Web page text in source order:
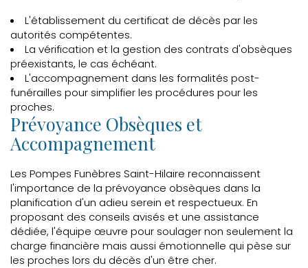
L'établissement du certificat de décès par les
autorités compétentes.
La vérification et la gestion des contrats d'obsèques
préexistants, le cas échéant.
L'accompagnement dans les formalités post-
funérailles pour simplifier les procédures pour les
proches.
Prévoyance Obsèques et
Accompagnement
Les Pompes Funèbres Saint-Hilaire reconnaissent
l'importance de la prévoyance obsèques dans la
planification d'un adieu serein et respectueux. En
proposant des conseils avisés et une assistance
dédiée, l'équipe œuvre pour soulager non seulement la
charge financière mais aussi émotionnelle qui pèse sur
les proches lors du décès d'un être cher.